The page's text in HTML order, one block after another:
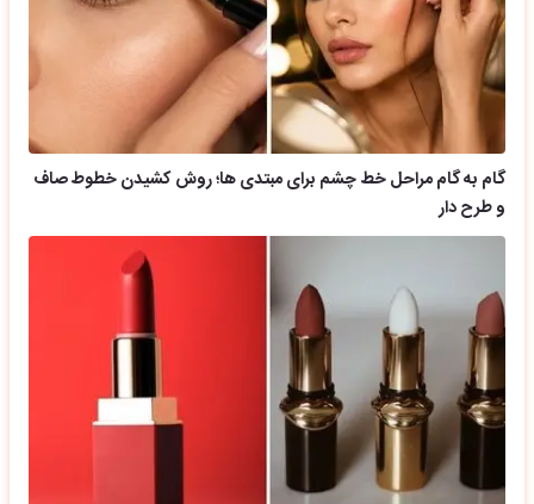
گام به گام مراحل خط چشم برای مبتدی ها؛ روش کشیدن خطوط صاف
و طرح دار